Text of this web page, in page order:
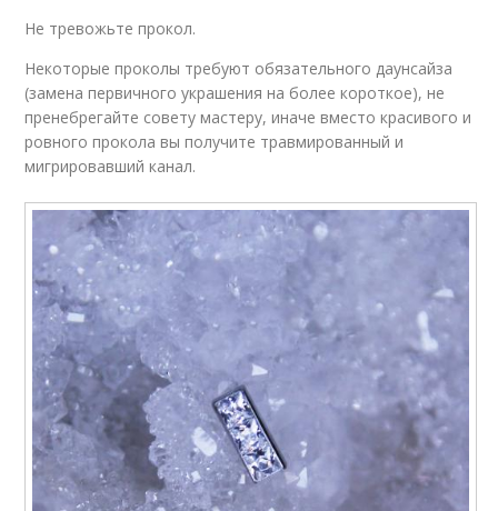
Не тревожьте прокол.
Некоторые проколы требуют обязательного даунсайза
(замена первичного украшения на более короткое), не
пренебрегайте совету мастеру, иначе вместо красивого и
ровного прокола вы получите травмированный и
мигрировавший канал.